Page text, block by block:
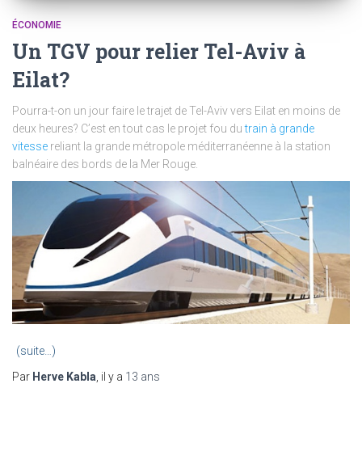
ÉCONOMIE
Un TGV pour relier Tel-Aviv à
Eilat?
Pourra-t-on un jour faire le trajet de Tel-Aviv vers Eilat en moins de
deux heures? C’est en tout cas le projet fou dutrain à grande
vitesse reliant la grande métropole méditerranéenne à la station
balnéaire des bords de la Mer Rouge.
(suite…)
Par Herve Kabla, il y a 13 ans